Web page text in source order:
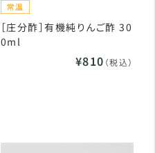
［庄分酢］有機純りんご酢 30
0ml
¥810 （税込）